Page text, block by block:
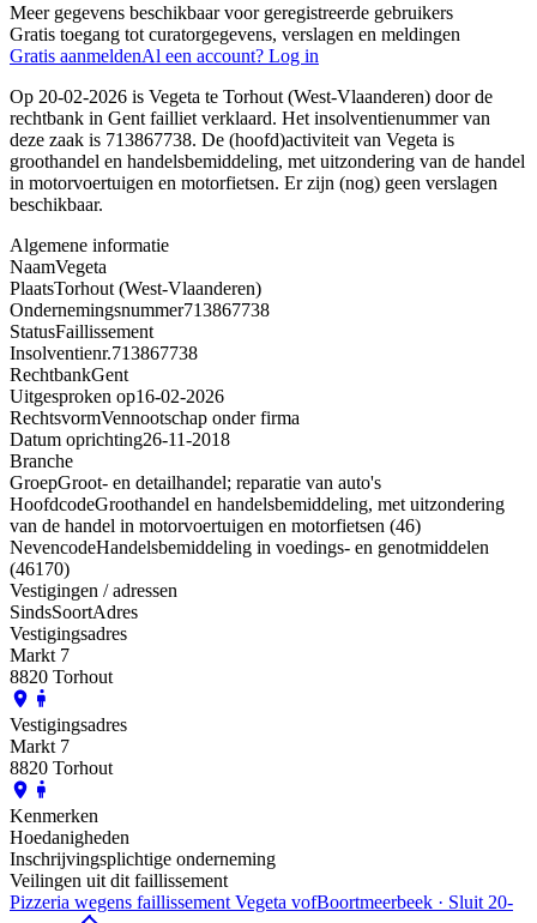
Meer gegevens beschikbaar voor geregistreerde gebruikers
Gratis toegang tot curatorgegevens, verslagen en meldingen
Gratis aanmeldenAl een account? Log in
Op 20-02-2026 is Vegeta te Torhout (West-Vlaanderen) door de
rechtbank in Gent failliet verklaard. Het insolventienummer van
deze zaak is 713867738. De (hoofd)activiteit van Vegeta is
groothandel en handelsbemiddeling, met uitzondering van de handel
in motorvoertuigen en motorfietsen. Er zijn (nog) geen verslagen
beschikbaar.
Algemene informatie
NaamVegeta
PlaatsTorhout (West-Vlaanderen)
Ondernemingsnummer713867738
StatusFaillissement
Insolventienr.713867738
RechtbankGent
Uitgesproken op16-02-2026
RechtsvormVennootschap onder firma
Datum oprichting26-11-2018
Branche
GroepGroot- en detailhandel; reparatie van auto's
HoofdcodeGroothandel en handelsbemiddeling, met uitzondering
van de handel in motorvoertuigen en motorfietsen (46)
NevencodeHandelsbemiddeling in voedings- en genotmiddelen
(46170)
Vestigingen / adressen
SindsSoortAdres
Vestigingsadres
Markt 7
8820 Torhout
Vestigingsadres
Markt 7
8820 Torhout
Kenmerken
Hoedanigheden
Inschrijvingsplichtige onderneming
Veilingen uit dit faillissement
Pizzeria wegens faillissement Vegeta vofBoortmeerbeek · Sluit 20-